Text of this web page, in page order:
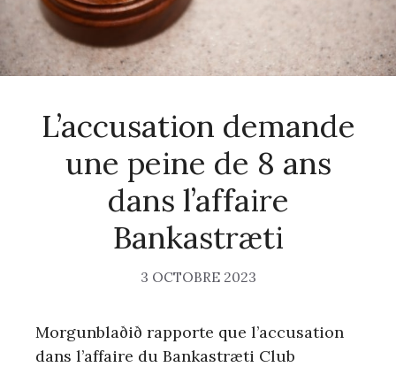
L’accusation demande
une peine de 8 ans
dans l’affaire
Bankastræti
3 OCTOBRE 2023
Morgunblaðið rapporte que l’accusation
dans l’affaire du Bankastræti Club